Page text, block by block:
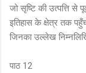
जो सृष्टि की उत्पत्ति
इतिहास के क्षेत्र तक
जिनका उल्लेख
पाठ 12